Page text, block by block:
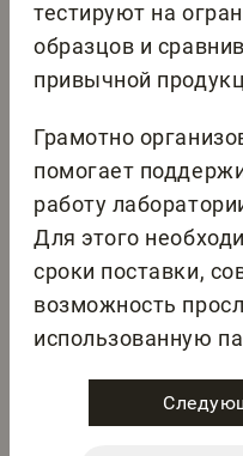
тестируют на
образцов и
привычной
Грамотно
помогает
работу
Для этого
сроки поставки,
возможность
использованную